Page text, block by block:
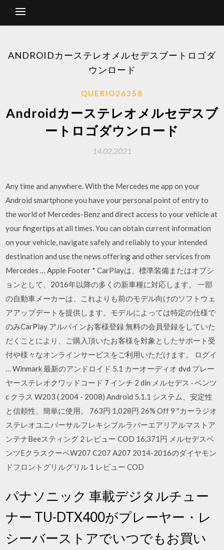
ANDROIDカーステレオメルセデスブートロゴダ
ウンロード
QUERIO26358
Androidカーステレオメルセデスブ
ートロゴダウンロード
14.02.2021
Any time and anywhere. With the Mercedes me app on your
Android smartphone you have your personal point of entry to
the world of Mercedes-Benz and direct access to your vehicle at
your fingertips at all times. You can obtain current information
on your vehicle, navigate safely and reliably to your intended
destination and use the news offering and other services from
Mercedes … Apple Footer * CarPlayは、標準装備またはオプシ
ョンとして、2016年以降の多くの新車種に対応します。 一部
の自動車メーカーは、これよりも前のモデル向けのソフトウェ
アアップデートを提供します。モデルによっては特定の仕様で
のみCarPlay アルパインお客様登録 無料の会員登録をしていた
だくことにより、ご購入頂いたお客様を対象としたサポート受
付や様々なオンラインサービスをご利用いただけます。 ログイ
… Winmark 最新のアンドロイド 5.1 カーオーディオ dvd プレー
ヤーステレオクワッドコード 7 インチ 2 din メルセデス · ベンツ
c クラス W203 ( 2004 - 2008) Android 5.1.1 システム、安定性
と信頼性、簡単に使用。 763円 1,028円 26% Off 9 ''カーラジオ
ステレオユニバーサルフレキシブルラバーエアリアルマストア
ンテナBeeスティング 2 レビュー COD 16,371円 メルセデスベ
ンツEクラスクーペW207 C207 A207 2014-2016のダイヤモン
ドフロントグリルグリル 1 レビュー COD
パナソニック 車載デジタルチュー
ナー TU-DTX400がプレーヤー・レ
シーバーストアでいつでもお買い